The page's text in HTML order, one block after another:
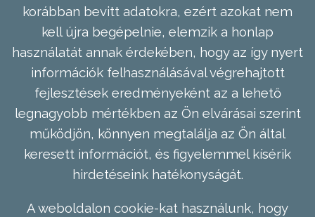
korábban bevitt adatokra, ezért azokat nem
kell újra begépelnie, elemzik a honlap
használatát annak érdekében, hogy az így nyert
információk felhasználásával végrehajtott
fejlesztések eredményeként az a lehető
legnagyobb mértékben az Ön elvárásai szerint
működjön, könnyen megtalálja az Ön által
keresett információt, és figyelemmel kísérik
hirdetéseink hatékonyságát.
A weboldalon cookie-kat használunk, hogy